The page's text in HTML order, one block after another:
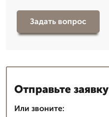
Задать вопрос
Отправьте заявку
Или звоните: